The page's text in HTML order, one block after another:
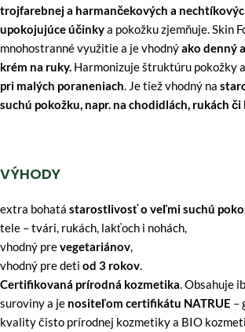
trojfarebnej a harmančekových a
upokojujúce účinkya pokožku zjemňuje. Skin
mnohostranné využitie a je vhodnýako denný
krém na ruky. Harmonizuje štruktúru pokožky
pri malých poraneniach . Je tiež vhodný na
suchú pokožku, napr. na chodidlách, rukách či
VÝHODY
extra bohatá starostlivosť o veľmi suchú
tele – tvári, rukách, lakťoch i nohách,
vhodný prevegetariánov
vhodný pre deti od 3 rokov
Certifikovaná prírodná kozmetika . Obsahuje
suroviny a je nositeľom certifikátu NATRUE –
kvality čisto prírodnej kozmetiky a BIO